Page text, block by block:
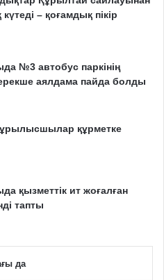
– қоғамдық пікір
№3 автобус паркінің
аялдама пайда болды
құрметке
қызметтік ит жоғалған
тапты
да